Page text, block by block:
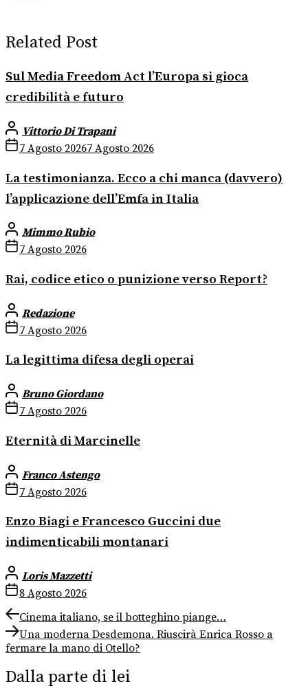
Related Post
Sul Media Freedom Act l’Europa si gioca
credibilità e futuro
Vittorio Di Trapani
7 Agosto 20267 Agosto 2026
La testimonianza. Ecco a chi manca (davvero)
l’applicazione dell’Emfa in Italia
Mimmo Rubio
7 Agosto 2026
Rai, codice etico o punizione verso Report?
Redazione
7 Agosto 2026
La legittima difesa degli operai
Bruno Giordano
7 Agosto 2026
Eternità di Marcinelle
Franco Astengo
7 Agosto 2026
Enzo Biagi e Francesco Guccini due
indimenticabili montanari
Loris Mazzetti
8 Agosto 2026
Navigazione
articoli
Previous
post:
Cinema italiano, se il botteghino piange…
Next
post:
Una moderna Desdemona. Riuscirà Enrica Rosso a
fermare la mano di Otello?
Dalla parte di lei